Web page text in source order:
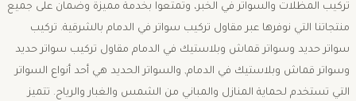
تركيب المظلات والسواتر في الخبر، وتمتعوا بخدمة مميزة وضمان على جميع
منتجاتنا التي نوفرها عبر مقاول تركيب سواتر في الدمام بالشرقية. تركيب
سواتر حديد وسواتر قماش وبلاستيك في الدمام مقاول تركيب سواتر حديد
وسواتر قماش وبلاستيك في الدمام, والسواتر الحديد هي أحد أنواع السواتر
التي تستخدم لحماية المنازل والمباني من الشمس والغبار والرياح. تتميز